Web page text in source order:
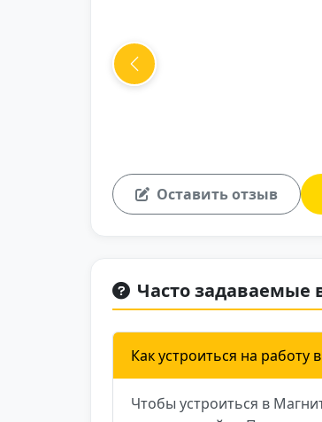
По условиям, по
Previous
Оставить отзыв
Часто задаваемые
Как устроиться на